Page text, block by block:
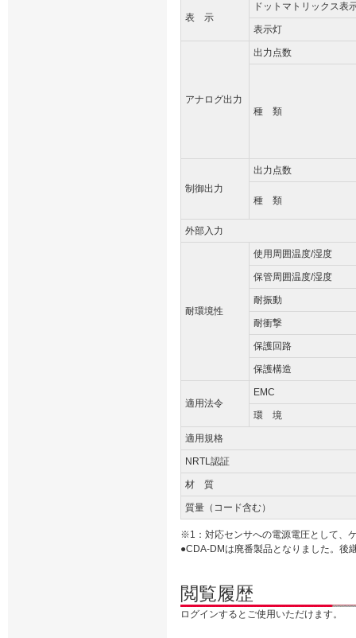
表 示
ドットマトリックス表
表示灯
アナログ出力
出力点数
種 類
制御出力
出力点数
種 類
外部入力
耐環境性
使用周囲温度/湿度
保管周囲温度/湿度
耐振動
耐衝撃
保護回路
保護構造
適用法令
EMC
環 境
適用規格
NRTL認証
材 質
質量（コード含む）
※1：対応センサへの電源電圧として、
●CDA-DMは廃番製品となりました。後
閲覧履歴
ログインするとご使用いただけます。